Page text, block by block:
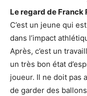
Le regard de Franck
C’est un jeune qui
dans l’impact
Après, c’est un
un très bon état
joueur. Il ne doit pas
de garder des